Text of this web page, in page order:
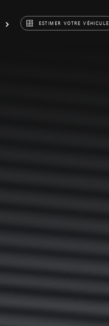
ESTIMER VOTRE VÉHICULE